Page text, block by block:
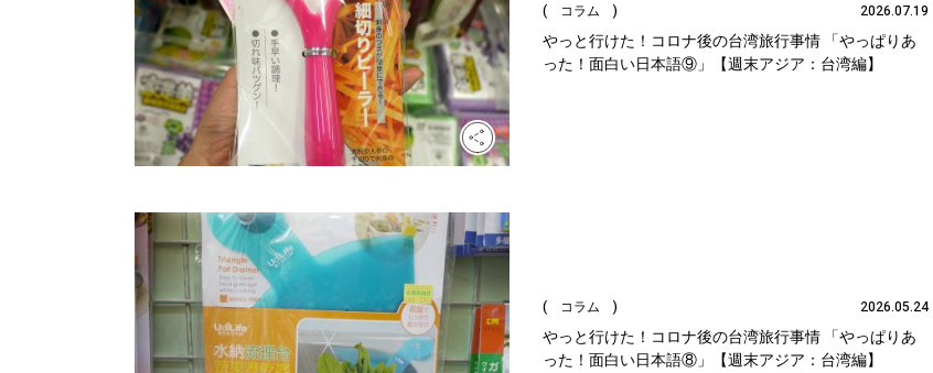
( コラム ) 2026.07.19
やっと行けた！コロナ後の台湾旅行事情 「やっぱりあ
った！面白い日本語⑨」【週末アジア：台湾編】
( コラム ) 2026.05.24
やっと行けた！コロナ後の台湾旅行事情 「やっぱりあ
った！面白い日本語⑧」【週末アジア：台湾編】